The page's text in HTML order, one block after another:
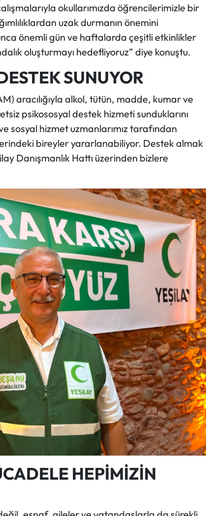
okullarımızda öğrencilerimizle bir
uzak durmanın önemini
önemli gün ve haftalarda çeşitli etkinlikler
oluşturmayı hedefliyoruz” diye konuştu.
SUNUYOR
aracılığıyla alkol, tütün, madde, kumar ve
psikososyal destek hizmeti sunduklarını
sosyal hizmet uzmanlarımız tarafından
bireyler yararlanabiliyor. Destek almak
Danışmanlık Hattı üzerinden bizlere
HEPİMİZİN